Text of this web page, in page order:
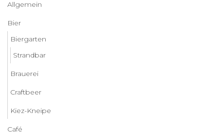
Allgemein
Bier
Biergarten
Strandbar
Brauerei
Craftbeer
Kiez-Kneipe
Café